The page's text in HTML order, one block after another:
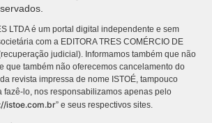
LTDA é um portal digital independente e sem
com a EDITORA TRES COMÉRCIO DE
judicial). Informamos também que não
que também não oferecemos cancelamento do
revista impressa de nome ISTOÉ, tampouco
fazê-lo, nos responsabilizamos apenas pelo
istoe.com.br” e seus respectivos sites.